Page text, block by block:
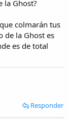
la Ghost?
colmarán tus
de la Ghost es
es de total
Responder